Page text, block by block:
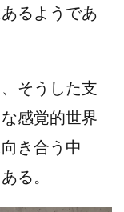
るようであ
そうした支
感覚的世界
き合う中
る。